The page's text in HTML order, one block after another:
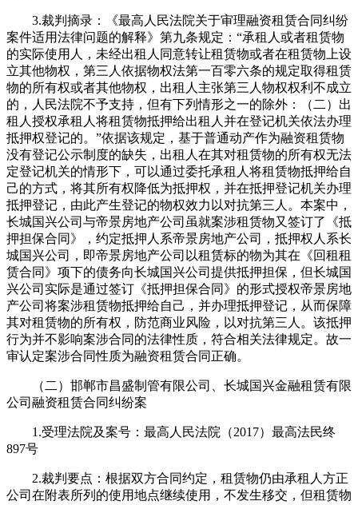
3.裁判摘录：《最高人民法院关于审理融资租赁合同纠纷
案件适用法律问题的解释》第九条规定：“承租人或者租赁物
的实际使用人，未经出租人同意转让租赁物或者在租赁物上设
立其他物权，第三人依据物权法第一百零六条的规定取得租赁
物的所有权或者其他物权，出租人主张第三人物权权利不成立
的，人民法院不予支持，但有下列情形之一的除外：（二）出
租人授权承租人将租赁物抵押给出租人并在登记机关依法办理
抵押权登记的。”依据该规定，基于普通动产作为融资租赁物
没有登记公示制度的缺失，出租人在其对租赁物的所有权无法
定登记机关的情形下，可以通过委托承租人将租赁物抵押给自
己的方式，将其所有权降低为抵押权，并在抵押登记机关办理
抵押登记，由此产生登记的物权效力以对抗第三人。本案中，
长城国兴公司与帝景房地产公司虽就案涉租赁物又签订了《抵
押担保合同》，约定抵押人系帝景房地产公司，抵押权人系长
城国兴公司，即帝景房地产公司以租赁标的物为其在《回租租
赁合同》项下的债务向长城国兴公司提供抵押担保，但长城国
兴公司实际是通过签订《抵押担保合同》的形式授权帝景房地
产公司将案涉租赁物抵押给自己，并办理抵押登记，从而保障
其对租赁物的所有权，防范商业风险，以对抗第三人。该抵押
行为并不影响案涉合同的法律性质，符合相关法律规定。故一
审认定案涉合同性质为融资租赁合同正确。
（二）邯郸市昌盛制管有限公司、长城国兴金融租赁有限
公司融资租赁合同纠纷案
1.受理法院及案号：最高人民法院（2017）最高法民终
897号
2.裁判要点：根据双方合同约定，租赁物仍由承租人方正
公司在附表所列的使用地点继续使用，不发生移交，但租赁物